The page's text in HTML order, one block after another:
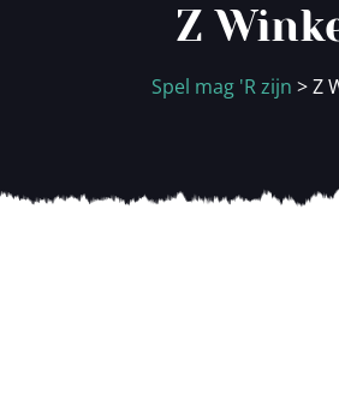
Z
Spel mag 'R zijn >Z